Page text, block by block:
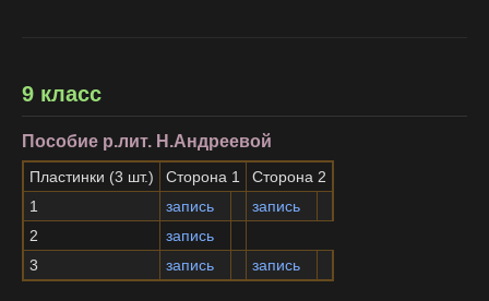
9 класс
Пособие р.лит. Н.Андреевой
Пластинки (3 шт.) Сторона 1
Сторона 2
1
запись
запись
2
запись
3
запись запись